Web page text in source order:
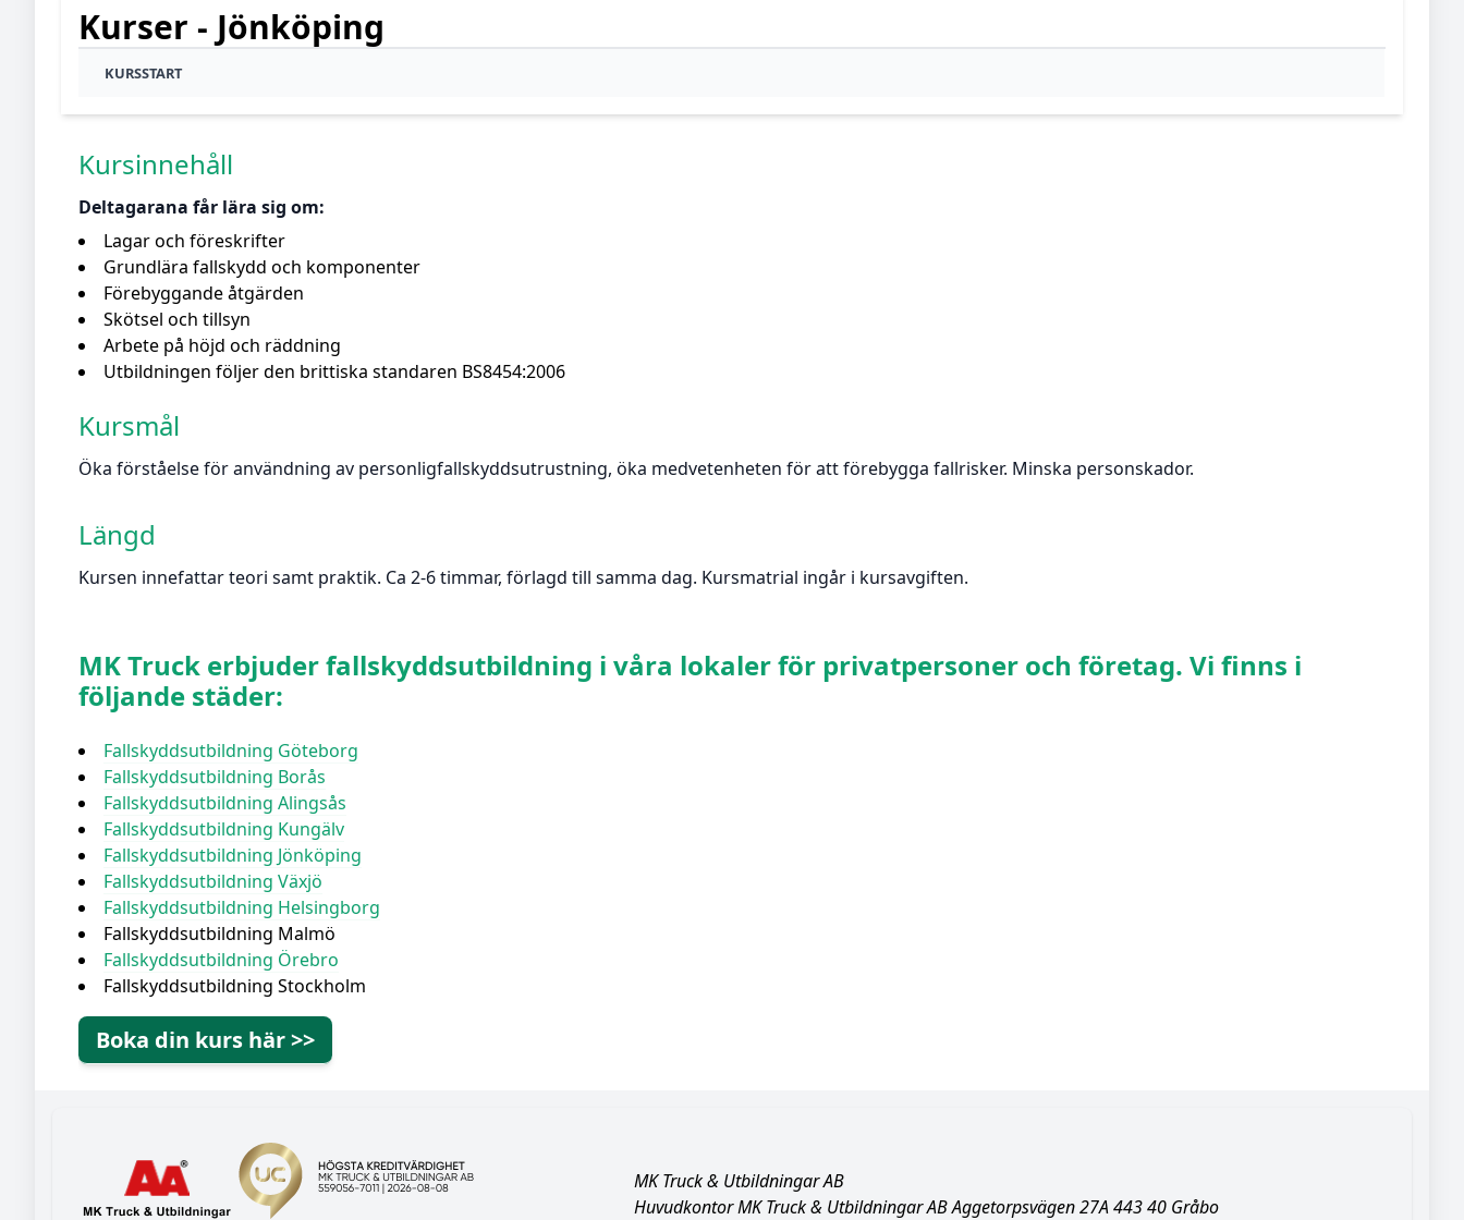
Kurser - Jönköping
KURSSTART
Kursinnehåll
Deltagarana får lära sig om:
Lagar och föreskrifter
Grundlära fallskydd och komponenter
Förebyggande åtgärden
Skötsel och tillsyn
Arbete på höjd och räddning
Utbildningen följer den brittiska standaren BS8454:2006
Kursmål
Öka förståelse för användning av personligfallskyddsutrustning, öka medvetenheten för att förebygga fallrisker. Minska personskador.
Längd
Kursen innefattar teori samt praktik. Ca 2-6 timmar, förlagd till samma dag. Kursmatrial ingår i kursavgiften.
MK Truck erbjuder fallskyddsutbildning i våra lokaler för privatpersoner och företag. Vi finns i
följande städer:
Fallskyddsutbildning Göteborg
Fallskyddsutbildning Borås
Fallskyddsutbildning Alingsås
Fallskyddsutbildning Kungälv
Fallskyddsutbildning Jönköping
Fallskyddsutbildning Växjö
Fallskyddsutbildning Helsingborg
Fallskyddsutbildning Malmö
Fallskyddsutbildning Örebro
Fallskyddsutbildning Stockholm
Boka din kurs här >>
MK Truck & Utbildningar AB
Huvudkontor MK Truck & Utbildningar AB Aggetorpsvägen 27A 443 40 Gråbo